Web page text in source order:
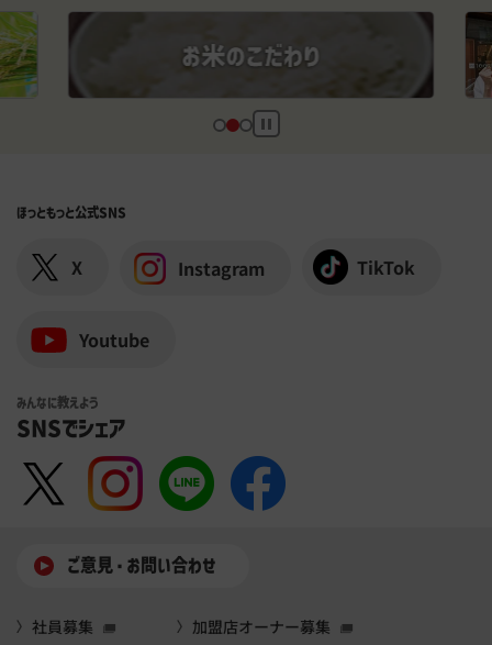
ほっともっと公式SNS
X Instagram TikTok
Youtube
みんなに教えよう
SNSでシェア
ご意⾒・お問い合わせ
社員募集 加盟店オーナー募集